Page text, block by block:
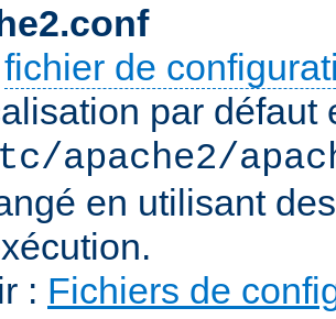
fichier de
par défaut
apache2/
en utilisant
: Fichiers de